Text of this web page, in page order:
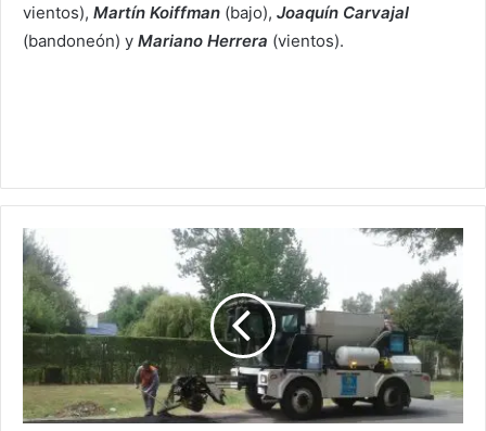
vientos), Martín Koiffman (bajo), Joaquín Carvajal
(bandoneón) y Mariano Herrera (vientos).